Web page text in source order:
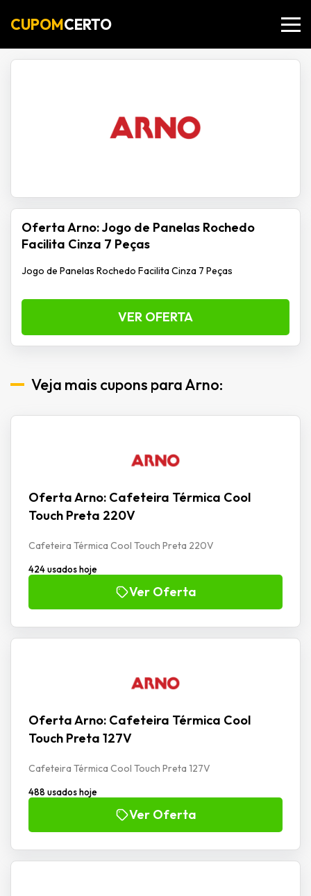
CUPOMCERTO
Oferta Arno: Jogo de Panelas Rochedo
Facilita Cinza 7 Peças
Jogo de Panelas Rochedo Facilita Cinza 7 Peças
VER OFERTA
Veja mais cupons para Arno:
Oferta Arno: Cafeteira Térmica Cool
Touch Preta 220V
Cafeteira Térmica Cool Touch Preta 220V
424 usados hoje
Ver Oferta
Oferta Arno: Cafeteira Térmica Cool
Touch Preta 127V
Cafeteira Térmica Cool Touch Preta 127V
488 usados hoje
Ver Oferta